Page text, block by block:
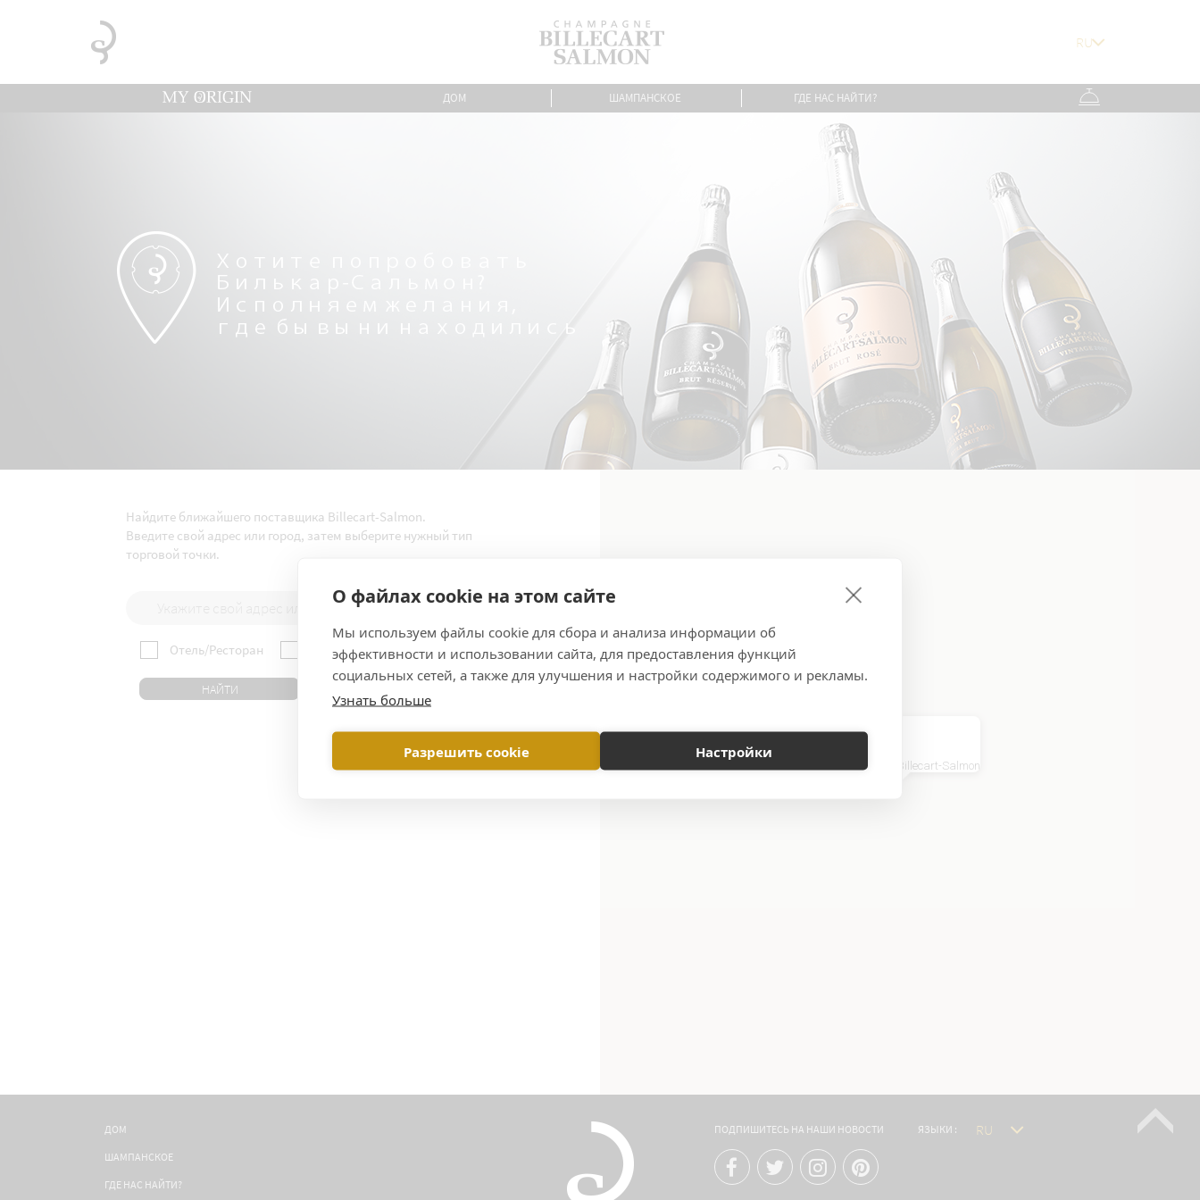
О файлах cookie на этом сайте
Мы используем файлы cookie для сбора и анализа информации об
эффективности и использовании сайта, для предоставления функций
социальных сетей, а также для улучшения и настройки содержимого и рекламы.
Узнать больше
Разрешить cookie Настройки
ДОМ ШАМПАНСКОЕ ГДЕ НАС НАЙТИ?
Найдите ближайшего поставщика Billecart-Salmon.
Введите свой адрес или город, затем выберите нужный тип
торговой точки.
Отель/Ресторан Винный магазин
Champagne Billecart-Salmon
ДОМ
ШАМПАНСКОЕ
ГДЕ НАС НАЙТИ?
ПОДПИШИТЕСЬ НА НАШИ НОВОСТИ ЯЗЫКИ :